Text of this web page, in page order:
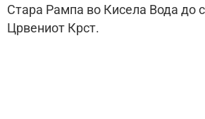
Стара Рампа во Кисела Вода до
Црвениот Крст.